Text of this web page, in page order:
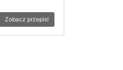
Zobacz przepis!